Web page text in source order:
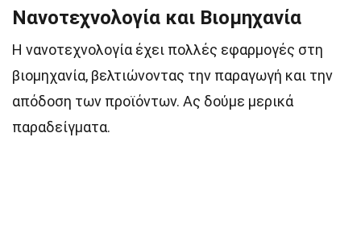
Νανοτεχνολογία και Βιομηχανία
Η νανοτεχνολογία έχει πολλές εφαρμογές στη
βιομηχανία, βελτιώνοντας την παραγωγή και την
απόδοση των προϊόντων. Ας δούμε μερικά
παραδείγματα.